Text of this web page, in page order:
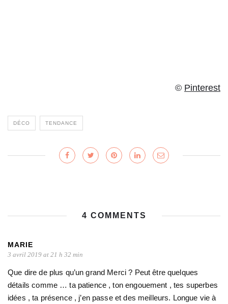
© Pinterest
DÉCO TENDANCE
4 COMMENTS
MARIE
3 avril 2019 at 21 h 32 min
Que dire de plus qu’un grand Merci ? Peut être quelques
détails comme … ta patience , ton engouement , tes superbes
idées , ta présence , j’en passe et des meilleurs. Longue vie à